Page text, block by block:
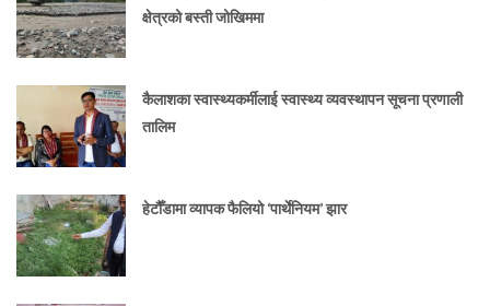
क्षेत्रको बस्ती जोखिममा
कैलाशका स्वास्थ्यकर्मीलाई स्वास्थ्य व्यवस्थापन सूचना प्रणाली
तालिम
हेटौँडामा व्यापक फैलियो ‘पार्थेनियम’ झार